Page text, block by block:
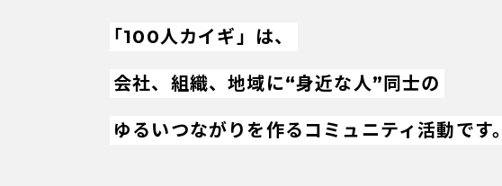
「100人カイギ」は、
会社、組織、地域に“身近な人”同士の
ゆるいつながりを作るコミュニティ活動です。